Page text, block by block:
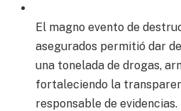
El magno evento de
asegurados permitió dar
una tonelada de drogas,
fortaleciendo la
responsable de evidencias.